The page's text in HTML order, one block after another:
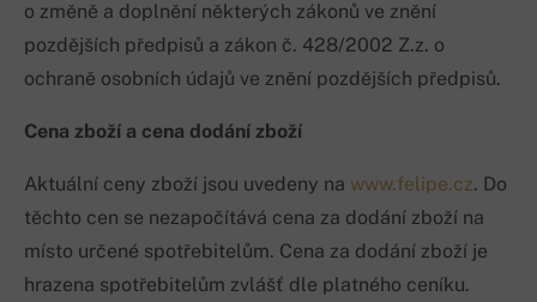
o změně a doplnění některých zákonů ve znění
pozdějších předpisů a zákon č. 428/2002 Z.z. o
ochraně osobních údajů ve znění pozdějších předpisů.
Cena zboží a cena dodání zboží
Aktuální ceny zboží jsou uvedeny na www.felipe.cz. Do
těchto cen se nezapočítává cena za dodání zboží na
místo určené spotřebitelům. Cena za dodání zboží je
hrazena spotřebitelům zvlášť dle platného ceníku.